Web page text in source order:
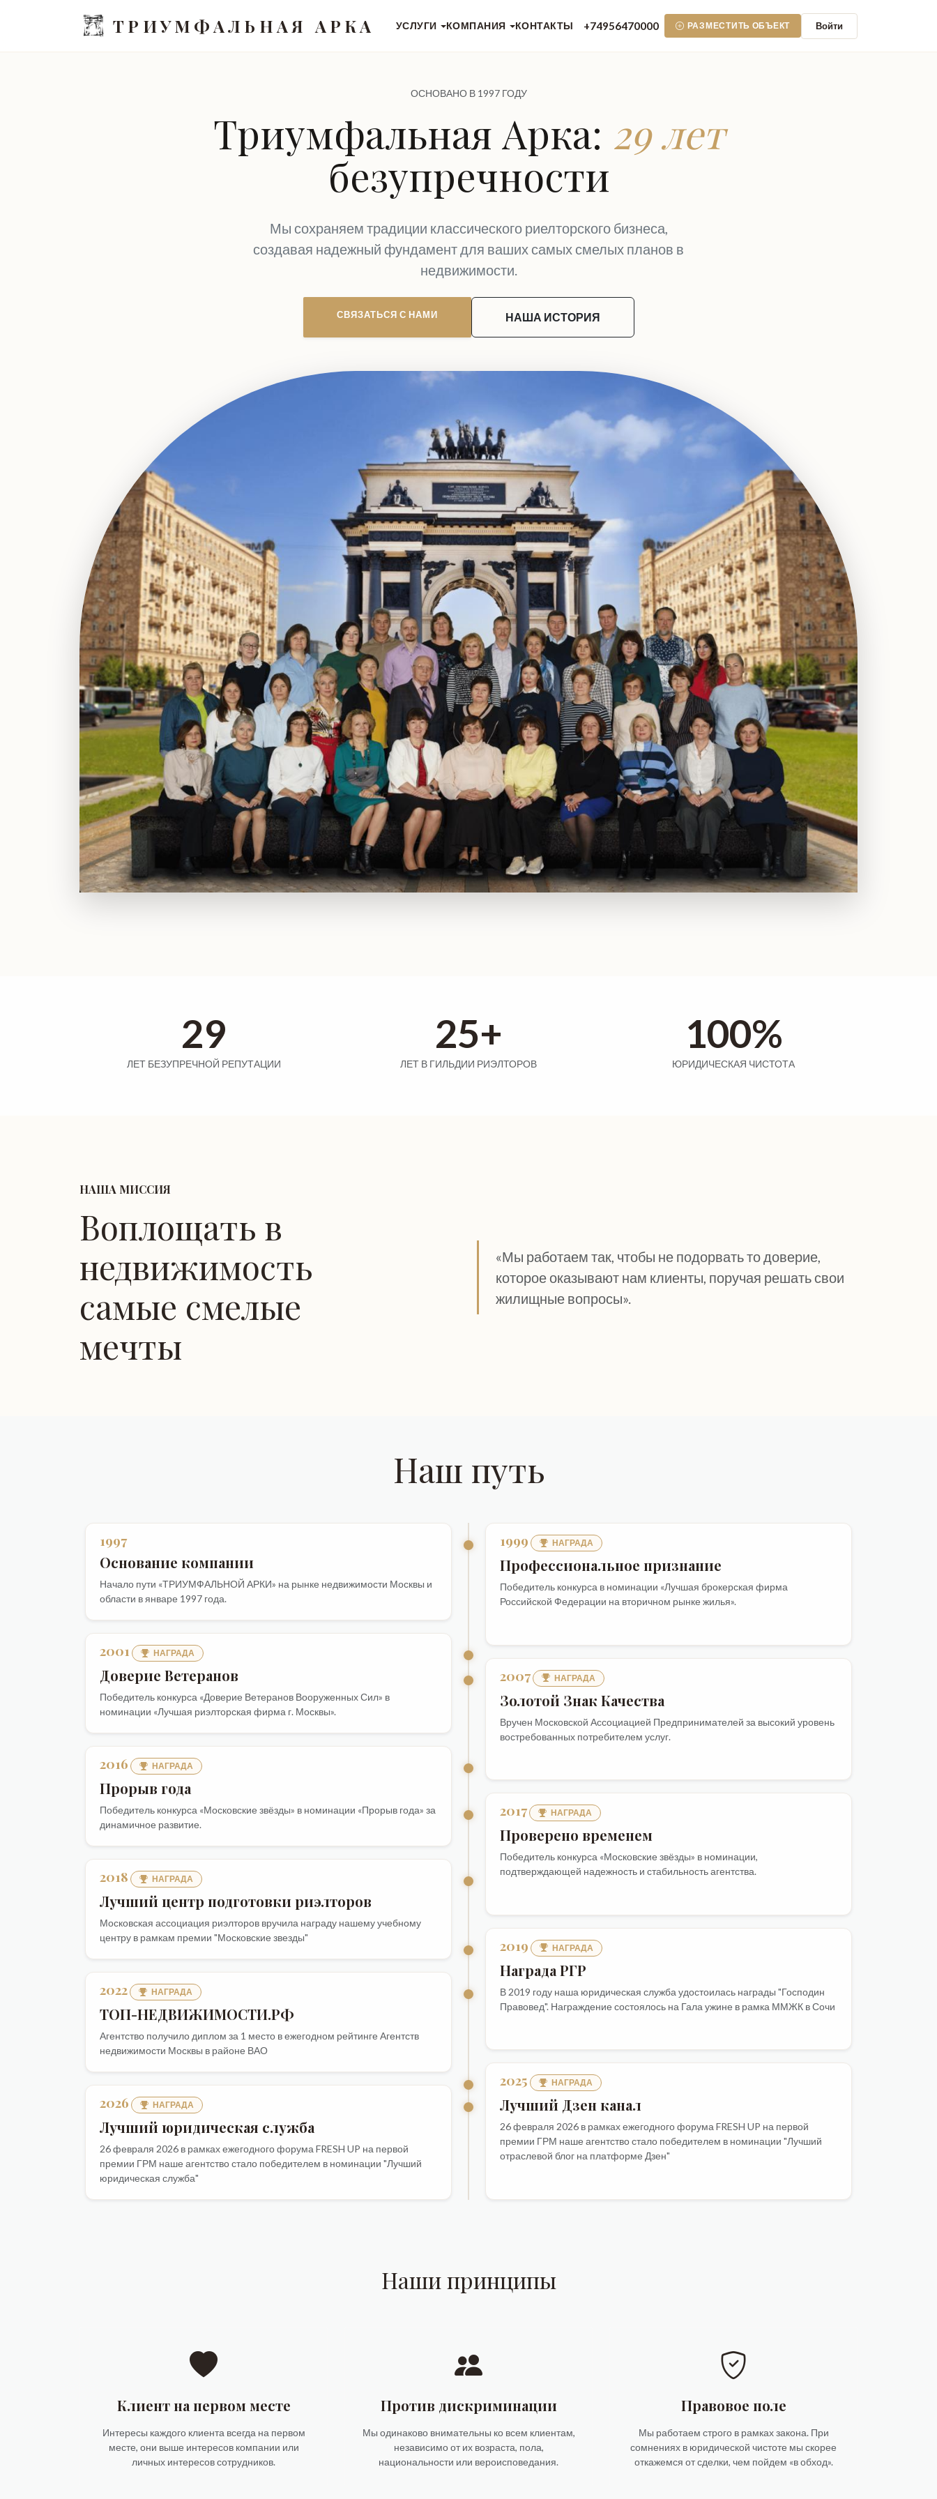
ТРИУМФАЛЬНАЯ АРКА УСЛУГИ КОМПАНИЯ КОНТАКТЫ +74956470000 РАЗМЕСТИТЬ ОБЪЕКТ Войти
ОСНОВАНО В 1997 ГОДУ
Триумфальная Арка: 29 лет
безупречности
Мы сохраняем традиции классического риелторского бизнеса,
создавая надежный фундамент для ваших самых смелых планов в
недвижимости.
СВЯЗАТЬСЯ С НАМИ НАША ИСТОРИЯ
29
ЛЕТ БЕЗУПРЕЧНОЙ РЕПУТАЦИИ
25+
ЛЕТ В ГИЛЬДИИ РИЭЛТОРОВ
100%
ЮРИДИЧЕСКАЯ ЧИСТОТА
НАША МИССИЯ
Воплощать в
недвижимость
самые смелые
мечты
«Мы работаем так, чтобы не подорвать то доверие,
которое оказывают нам клиенты, поручая решать свои
жилищные вопросы».
Наш путь
1997
Основание компании
Начало пути «ТРИУМФАЛЬНОЙ АРКИ» на рынке недвижимости Москвы и
области в январе 1997 года.
2001 НАГРАДА
Доверие Ветеранов
Победитель конкурса «Доверие Ветеранов Вооруженных Сил» в
номинации «Лучшая риэлторская фирма г. Москвы».
2016 НАГРАДА
Прорыв года
Победитель конкурса «Московские звёзды» в номинации «Прорыв года» за
динамичное развитие.
2018 НАГРАДА
Лучший центр подготовки риэлторов
Московская ассоциация риэлторов вручила награду нашему учебному
центру в рамкам премии "Московские звезды"
2022 НАГРАДА
ТОП-НЕДВИЖИМОСТИ.РФ
Агентство получило диплом за 1 место в ежегодном рейтинге Агентств
недвижимости Москвы в районе ВАО
2026 НАГРАДА
Лучший юридическая служба
26 февраля 2026 в рамках ежегодного форума FRESH UP на первой
премии ГРМ наше агентство стало победителем в номинации "Лучший
юридическая служба"
1999 НАГРАДА
Профессиональное признание
Победитель конкурса в номинации «Лучшая брокерская фирма
Российской Федерации на вторичном рынке жилья».
2007 НАГРАДА
Золотой Знак Качества
Вручен Московской Ассоциацией Предпринимателей за высокий уровень
востребованных потребителем услуг.
2017 НАГРАДА
Проверено временем
Победитель конкурса «Московские звёзды» в номинации,
подтверждающей надежность и стабильность агентства.
2019 НАГРАДА
Награда РГР
В 2019 году наша юридическая служба удостоилась награды "Господин
Правовед". Награждение состоялось на Гала ужине в рамка ММЖК в Сочи
2025 НАГРАДА
Лучший Дзен канал
26 февраля 2026 в рамках ежегодного форума FRESH UP на первой
премии ГРМ наше агентство стало победителем в номинации "Лучший
отраслевой блог на платформе Дзен"
Наши принципы
Клиент на первом месте
Интересы каждого клиента всегда на первом
месте, они выше интересов компании или
личных интересов сотрудников.
Против дискриминации
Мы одинаково внимательны ко всем клиентам,
независимо от их возраста, пола,
национальности или вероисповедания.
Правовое поле
Мы работаем строго в рамках закона. При
сомнениях в юридической чистоте мы скорее
откажемся от сделки, чем пойдем «в обход».